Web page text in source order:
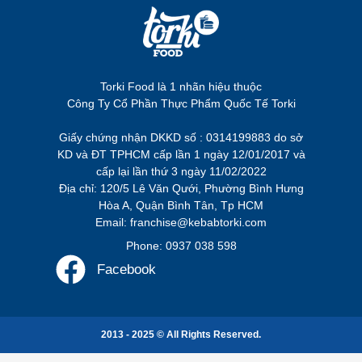
Torki Food là 1 nhãn hiệu thuộc
Công Ty Cổ Phần Thực Phẩm Quốc Tế Torki
Giấy chứng nhận DKKD số : 0314199883 do sở
KD và ĐT TPHCM cấp lần 1 ngày 12/01/2017 và
cấp lại lần thứ 3 ngày 11/02/2022
Địa chỉ: 120/5 Lê Văn Qưới, Phường Bình Hưng
Hòa A, Quận Bình Tân, Tp HCM
Email: franchise@kebabtorki.com
Phone: 0937 038 598
Facebook
2013 - 2025 © All Rights Reserved.